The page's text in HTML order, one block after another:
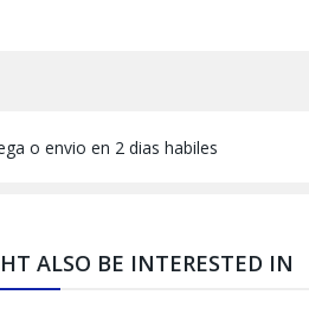
o envio en 2 dias habiles
ALSO BE INTERESTED IN